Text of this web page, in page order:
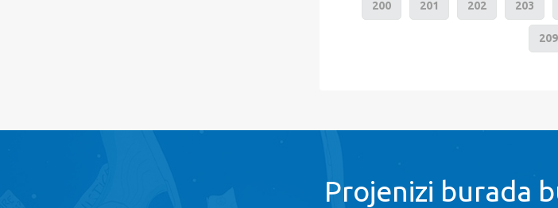
200 201 202 203
209
Projenizi burada